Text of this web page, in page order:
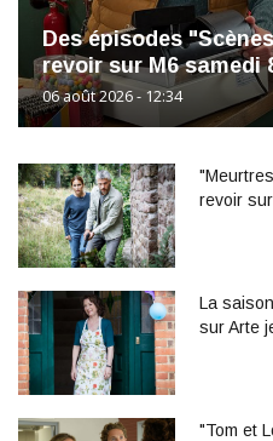
Des épisodes
revoir sur M6 samedi
06 août 2026 - 12:34
revoir
La
sur Arte
"Tom et